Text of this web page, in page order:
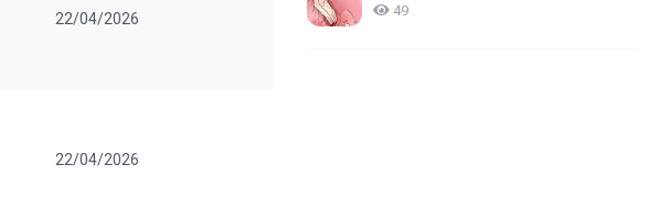
22/04/2026
22/04/2026
49